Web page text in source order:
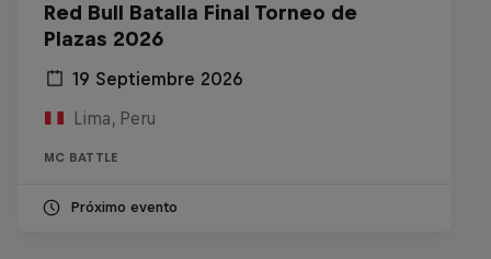
Red Bull Batalla Final Torneo de
Plazas 2026
19 Septiembre 2026
Lima, Peru
MC BATTLE
Próximo evento